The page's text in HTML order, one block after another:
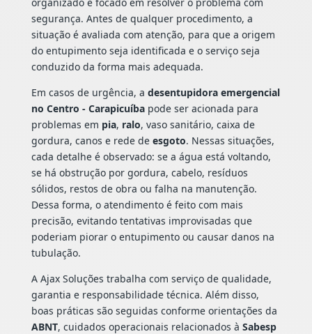
segurança. Antes de qualquer procedimento, a
situação é avaliada com atenção, para que a origem
do entupimento seja identificada e o serviço seja
conduzido da forma mais adequada.
Em casos de urgência, a desentupidora emergencial
no Centro - Carapicuíbapode ser acionada para
problemas em pia, ralo, vaso sanitário, caixa de
gordura, canos e rede de esgoto. Nessas situações,
cada detalhe é observado: se a água está voltando,
se há obstrução por gordura, cabelo, resíduos
sólidos, restos de obra ou falha na manutenção.
Dessa forma, o atendimento é feito com mais
precisão, evitando tentativas improvisadas que
poderiam piorar o entupimento ou causar danos na
tubulação.
A Ajax Soluções trabalha com serviço de qualidade,
garantia e responsabilidade técnica. Além disso,
boas práticas são seguidas conforme orientações da
ABNT, cuidados operacionais relacionados à Sabesp